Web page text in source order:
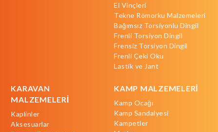
El Vinçleri
Tekne Römorku Malzemeleri
Bağımsız Torsiyonlu Dingil
Frenli Torsiyon Dingil
Frensiz Torsiyon Dingil
Frenli Çeki Oku
Lastik ve Jant
KARAVAN
MALZEMELERİ
Kaplinler
Aksesuarlar
KAMP MALZEMELERİ
Kamp Ocağı
Kamp Sandalyesi
Kampetler